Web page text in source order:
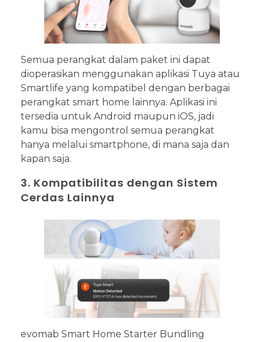
Semua perangkat dalam paket ini dapat
dioperasikan menggunakan aplikasi Tuya atau
Smartlife yang kompatibel dengan berbagai
perangkat smart home lainnya. Aplikasi ini
tersedia untuk Android maupun iOS, jadi
kamu bisa mengontrol semua perangkat
hanya melalui smartphone, di mana saja dan
kapan saja.
3. Kompatibilitas dengan Sistem
Cerdas Lainnya
evomab Smart Home Starter Bundling